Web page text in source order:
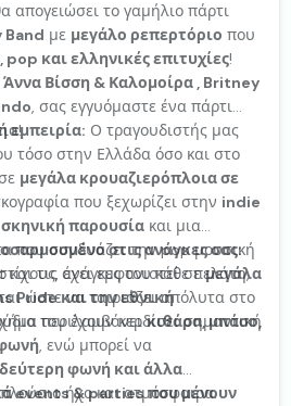
απογειώσει το γαμήλιο πάρτι
Band με μεγάλο ρεπερτόριο που
και ελληνικές επιτυχίες!
Βίσση & Καλομοίρα , Britney
, σας εγγυόμαστε ένα πάρτι
εμπειρία: Ο τραγουδιστής μας
τόσο στην Ελλάδα όσο και στο
μεγάλα κρουαζιερόπλοια σε
που ξεχωρίζει στην indie
παρουσία και μια
που συνδυάζει την pop μουσική
έχει εμφανιστεί σεμεγάλα
Pride και την εθνική
του έχουν κερδίσει σημαντική
στις ανάγκες σας:
τις ανάγκες του κάθε πελάτη,
ώστε να ταιριάζει απόλυτα στο
περιλαμβάνεικιθάρα, μπάσο,
, ενώ μπορεί να
φωνή και άλλα
ήχο και ατμόσφαιρα.
events & parties που μένουν